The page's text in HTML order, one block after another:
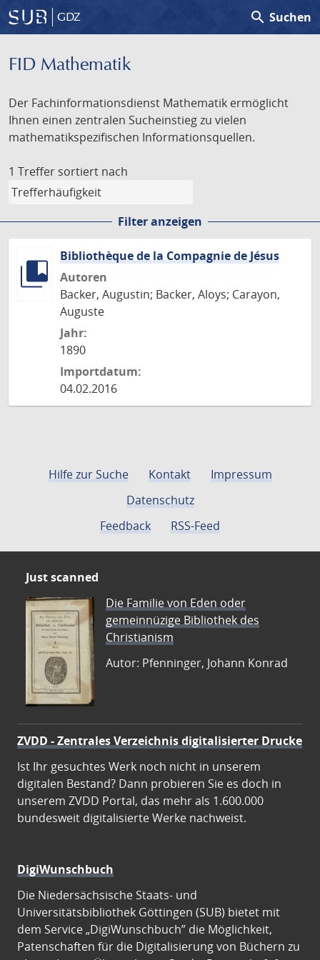
GDZ search Suchen
FID Mathematik
Der Fachinformationsdienst Mathematik ermöglicht
Ihnen einen zentralen Sucheinstieg zu vielen
mathematikspezifischen Informationsquellen.
1 Treffer sortiert nach
Filter anzeigen
Bibliothèque de la Compagnie de Jésus
Autoren
Backer, Augustin; Backer, Aloys; Carayon,
Auguste
Jahr:
1890
Importdatum:
04.02.2016
Hilfe zur Suche Kontakt
Impressum
Datenschutz
Feedback
RSS-Feed
Just scanned
Die Familie von Eden oder
gemeinnüzige Bibliothek des
Christianism
Autor: Pfenninger, Johann Konrad
ZVDD - Zentrales Verzeichnis digitalisierter Drucke
Ist Ihr gesuchtes Werk noch nicht in unserem
digitalen Bestand? Dann probieren Sie es doch in
unserem ZVDD Portal, das mehr als 1.600.000
bundesweit digitalisierte Werke nachweist.
DigiWunschbuch
Die Niedersächsische Staats- und
Universitätsbibliothek Göttingen (SUB) bietet mit
dem Service „DigiWunschbuch” die Möglichkeit,
Patenschaften für die Digitalisierung von Büchern zu